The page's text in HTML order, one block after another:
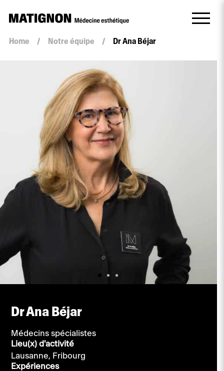
Home / Notre équipe / Dr Ana Béjar
Dr Ana Béjar
Médecins spécialistes
Lieu(x) d'activité
Lausanne, Fribourg
Expériences